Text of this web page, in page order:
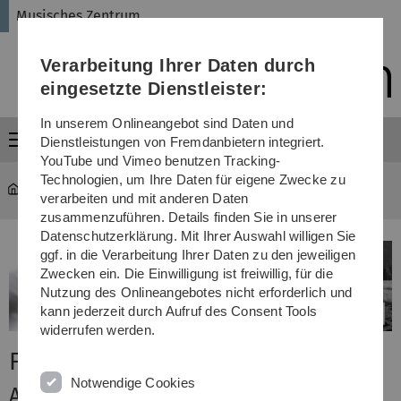
Direkt
Direkt
Direkt
(Sprache,
Drucken,
Media)
Direkt
Direkt
Musisches Zentrum
Menü
Musisches Zentrum Fotografie
Fotografie
Arbeiten im Fotolabor
Verarbeitung Ihrer Daten durch
eingesetzte Dienstleister:
In unserem Onlineangebot sind Daten und
Dienstleistungen von Fremdanbietern integriert.
YouTube und Vimeo benutzen Tracking-
Technologien, um Ihre Daten für eigene Zwecke zu
verarbeiten und mit anderen Daten
zusammenzuführen. Details finden Sie in unserer
Datenschutzerklärung. Mit Ihrer Auswahl willigen Sie
ggf. in die Verarbeitung Ihrer Daten zu den jeweiligen
Zwecken ein. Die Einwilligung ist freiwillig, für die
Nutzung des Onlineangebotes nicht erforderlich und
kann jederzeit durch Aufruf des Consent Tools
widerrufen werden.
Notwendige Cookies